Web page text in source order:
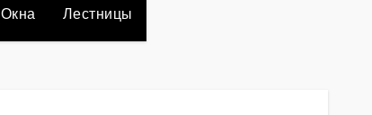
Окна Лестницы